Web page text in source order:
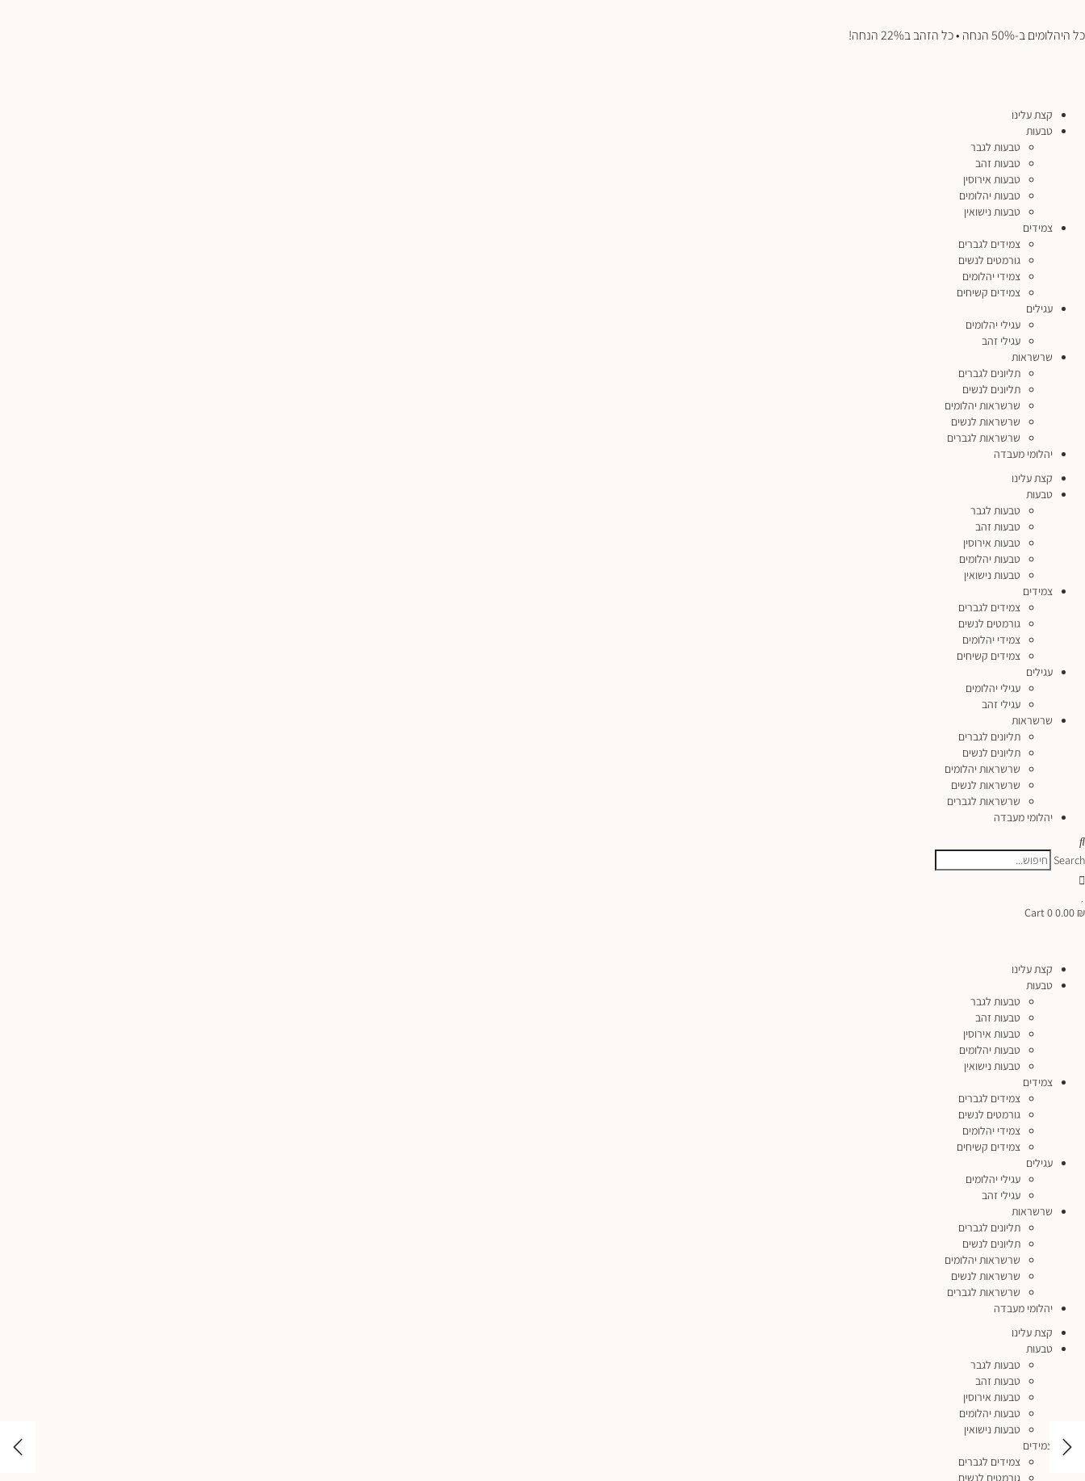
כל היהלומים ב-50% הנחה • כל הזהב ב22% הנחה!
קצת עלינו
טבעות
טבעות לגבר
טבעות זהב
טבעות אירוסין
טבעות יהלומים
טבעות נישואין
צמידים
צמידים לגברים
גורמטים לנשים
צמידי יהלומים
צמידים קשיחים
עגילים
עגילי יהלומים
עגילי זהב
שרשראות
תליונים לגברים
תליונים לנשים
שרשראות יהלומים
שרשראות לנשים
שרשראות לגברים
יהלומי מעבדה
קצת עלינו
טבעות
טבעות לגבר
טבעות זהב
טבעות אירוסין
טבעות יהלומים
טבעות נישואין
צמידים
צמידים לגברים
גורמטים לנשים
צמידי יהלומים
צמידים קשיחים
עגילים
עגילי יהלומים
עגילי זהב
שרשראות
תליונים לגברים
תליונים לנשים
שרשראות יהלומים
שרשראות לנשים
שרשראות לגברים
יהלומי מעבדה
Search
0.00 ₪
0
Cart
קצת עלינו
טבעות
טבעות לגבר
טבעות זהב
טבעות אירוסין
טבעות יהלומים
טבעות נישואין
צמידים
צמידים לגברים
גורמטים לנשים
צמידי יהלומים
צמידים קשיחים
עגילים
עגילי יהלומים
עגילי זהב
שרשראות
תליונים לגברים
תליונים לנשים
שרשראות יהלומים
שרשראות לנשים
שרשראות לגברים
יהלומי מעבדה
קצת עלינו
טבעות
טבעות לגבר
טבעות זהב
טבעות אירוסין
טבעות יהלומים
טבעות נישואין
צמידים
צמידים לגברים
גורמטים לנשים